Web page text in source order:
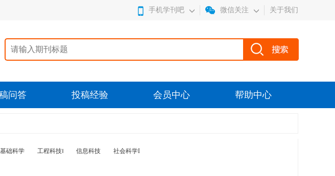
手机学刊吧 微信关注 关于我们
问答 投稿经验 会员中心 帮助中心
基础科学 工程科技‖ 信息科技
社会科学I